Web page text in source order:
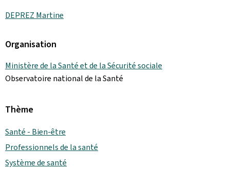
DEPREZ Martine
Organisation
Ministère de la Santé et de la Sécurité sociale
Observatoire national de la Santé
Thème
Santé - Bien-être
Professionnels de la santé
Système de santé